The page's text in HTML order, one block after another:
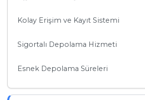
Kolay Erişim ve Kayıt Sistemi
Sigortalı Depolama Hizmeti
Esnek Depolama Süreleri